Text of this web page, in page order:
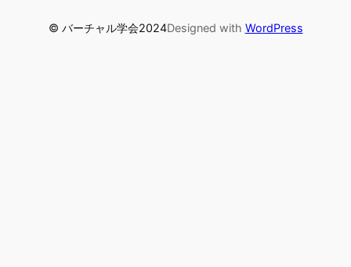
© バーチャル学会2024Designed with WordPress